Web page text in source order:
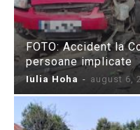
FOTO: Accident la
persoane implicate
Iulia Hoha - august 6,